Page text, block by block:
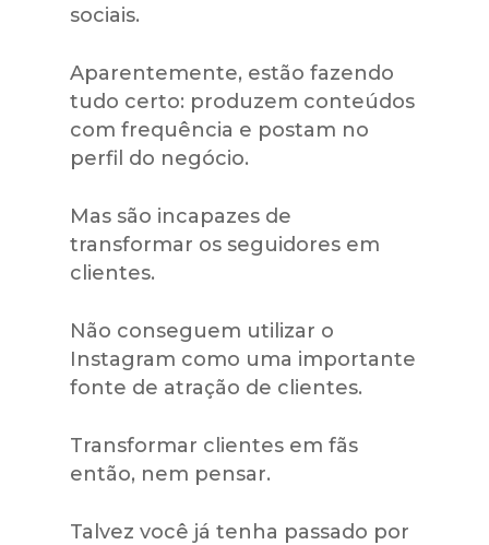
sociais.
Aparentemente, estão fazendo
tudo certo: produzem conteúdos
com frequência e postam no
perfil do negócio.
Mas são incapazes de
transformar os seguidores em
clientes.
Não conseguem utilizar o
Instagram como uma importante
fonte de atração de clientes.
Transformar clientes em fãs
então, nem pensar.
Talvez você já tenha passado por